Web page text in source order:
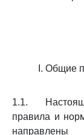
I. Общие
1.1.
правила и